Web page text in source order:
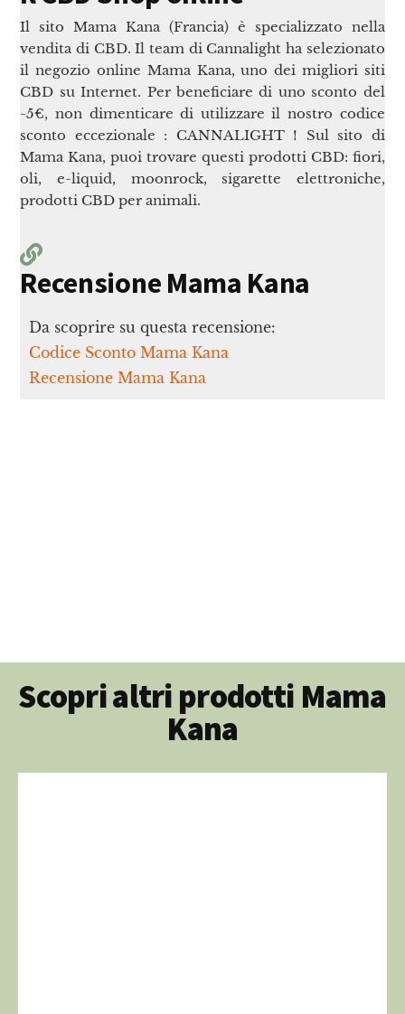
Il sito Mama Kana (Francia) è specializzato nella
vendita di CBD. Il team di Cannalight ha selezionato
il negozio online Mama Kana, uno dei migliori siti
CBD su Internet. Per beneficiare di uno sconto del
-5€, non dimenticare di utilizzare il nostro codice
sconto eccezionale : CANNALIGHT ! Sul sito di
Mama Kana, puoi trovare questi prodotti CBD: fiori,
oli, e-liquid, moonrock, sigarette elettroniche,
prodotti CBD per animali.
Recensione Mama Kana
Da scoprire su questa recensione:
Codice Sconto Mama Kana
Recensione Mama Kana
Scopri altri prodotti Mama
Kana